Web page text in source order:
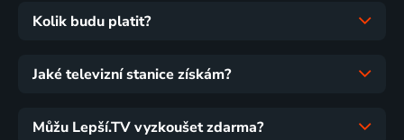
Kolik budu platit?
Jaké televizní stanice získám?
Můžu Lepší.TV vyzkoušet zdarma?